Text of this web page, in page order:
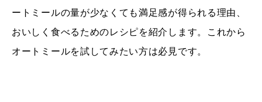
ートミールの量が少なくても満足感が得られる理由、
おいしく食べるためのレシピを紹介します。これから
オートミールを試してみたい方は必見です。